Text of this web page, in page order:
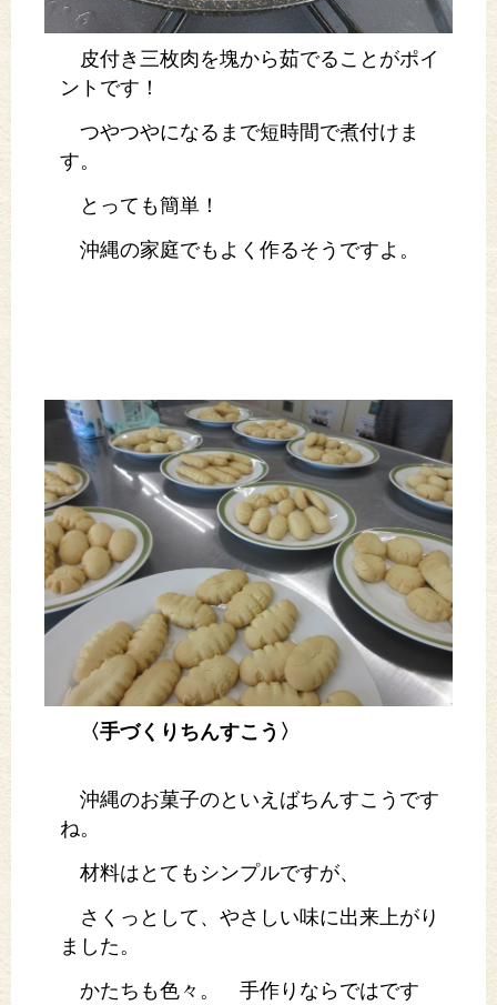
皮付き三枚肉を塊から茹でることがポイ
ントです！
つやつやになるまで短時間で煮付けま
す。
とっても簡単！
沖縄の家庭でもよく作るそうですよ。
〈手づくりちんすこう〉
沖縄のお菓子のといえばちんすこうです
ね。
材料はとてもシンプルですが、
さくっとして、やさしい味に出来上がり
ました。
かたちも色々。 手作りならではです